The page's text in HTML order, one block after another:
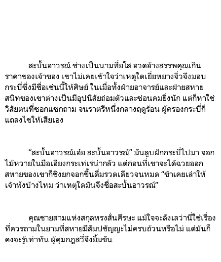
สะบั้นอาวรณ์ ช่างเป็นนามที่ยโส อวดอ้างสรรพคุณเกิน
ราคาของเจ้าของ เขาไม่เคยเข้าใจว่าเหตุใดเยี่ยหยางจิ่วจึงมอบ
กระบี่ซึ่งมีชื่อเช่นนี้ให้ศิษย์ ในเมื่อทั้งฝ่ายอาจารย์และฝ่ายสหาย
สนิทของเขาต่างเป็นมีอุปนิสัยถ่อมตัวและซ่อนคมยิ่งนัก แต่ก็หาใช่
วิสัยตนที่ซอกแซกถาม จนราตรีหนึ่งกลางฤดูร้อน ผู้ครองกระบี่ก็
แถลงไขให้เสียเอง
“สะบั้นอาวรณ์เอ๋ย สะบั้นอาวรณ์” มันลูบฝักกระบี่ไปมา จอก
ไม้หวายในมือเอียงกระเท่เร่น่ากลัว แต่ก่อนที่เขาจะได้ฉวยออก
สหายของเขาก็ชิงยกจอกขึ้นดื่มรวดเดียวจนหมด “ข้าเคยเล่าให้
เจ้าฟังบ้างไหม ว่าเหตุใดมันจึงชื่อสะบั้นอาวรณ์”
คุณชายสามแห่งสกุลหรงสั่นศีรษะ แม้ใจจะลังเลว่านี่ใช่เรื่อง
ที่ควรถามในยามที่สหายมีสัมปชัญญะไม่ครบถ้วนหรือไม่ แต่มันก็
คงจะรู้เท่าทัน ผู้คุมกฎสวี่จึงยิ้มขัน